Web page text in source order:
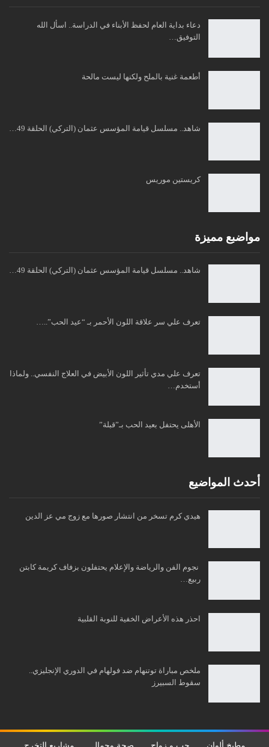
دعاء بداية العام لحفظ الأبناء في الدراسة.. اسأل الله
التوفيق…
أطعمة غنية بالملح ولكنها ليست مالحة
شاهد.. مسلسل قيامة المؤسس عثمان (التركي) الحلقة 49…
كريستين موريس
مواضبع مميزة
شاهد.. مسلسل قيامة المؤسس عثمان (التركي) الحلقة 49…
تعرف علي سر علاقة اللون الأحمر بـ “عيد الحب”..…
تعرف علي مدي تأثير اللون الأبيض في العلاج النفسي.. ولماذا
أستخدم…
الأهلى يحتفل بعيد الحب بـ”قبلة”
أحدث المواضيع
هيدي كرم تسخر من انتشار صورها مع زوج مي عز الدين
نجوم الفن والرياضة والإعلام يحتفلون بزفاف كريمة كابتن
ربيع…
احذر هذه الأعراض الخفية للنوبة القلبية
ملخص مباراة توتنهام ضد فولهام في الدوري الإنجليزي..
سقوط السبيرز